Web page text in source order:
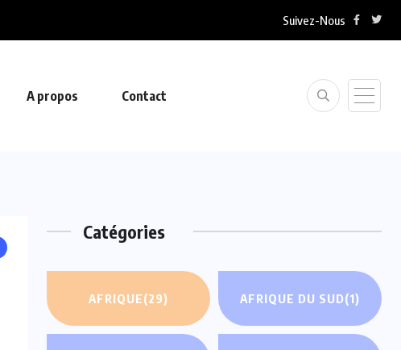
Suivez-Nous
A propos Contact
Catégories
AFRIQUE(29) AFRIQUE DU SUD(1)